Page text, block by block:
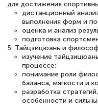
двух…
Светлана К
Знаток города
10 марта
Оставила заявку
для достижения
дистанционный
выполнения форм и
оценка и анализ
подготовка
5. Тайцзицюань и
изучение
процессе;
понимание роли
баланса, мягкости и
разработка
особенности и